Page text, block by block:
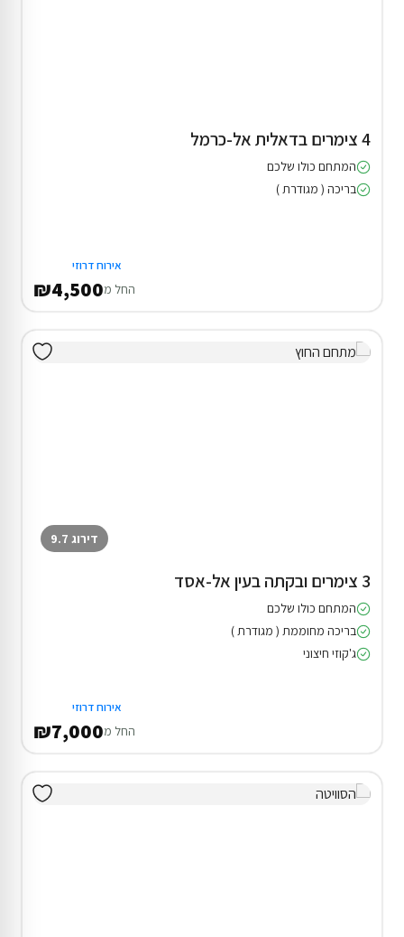
4 צימרים בדאלית אל-כרמל
המתחם כולו שלכם
בריכה ( מגודרת )
אירוח דרוזי
החל מ₪4,500
דירוג 9.7
3 צימרים ובקתה בעין אל-אסד
המתחם כולו שלכם
בריכה מחוממת ( מגודרת )
ג'קוזי חיצוני
אירוח דרוזי
החל מ₪7,000